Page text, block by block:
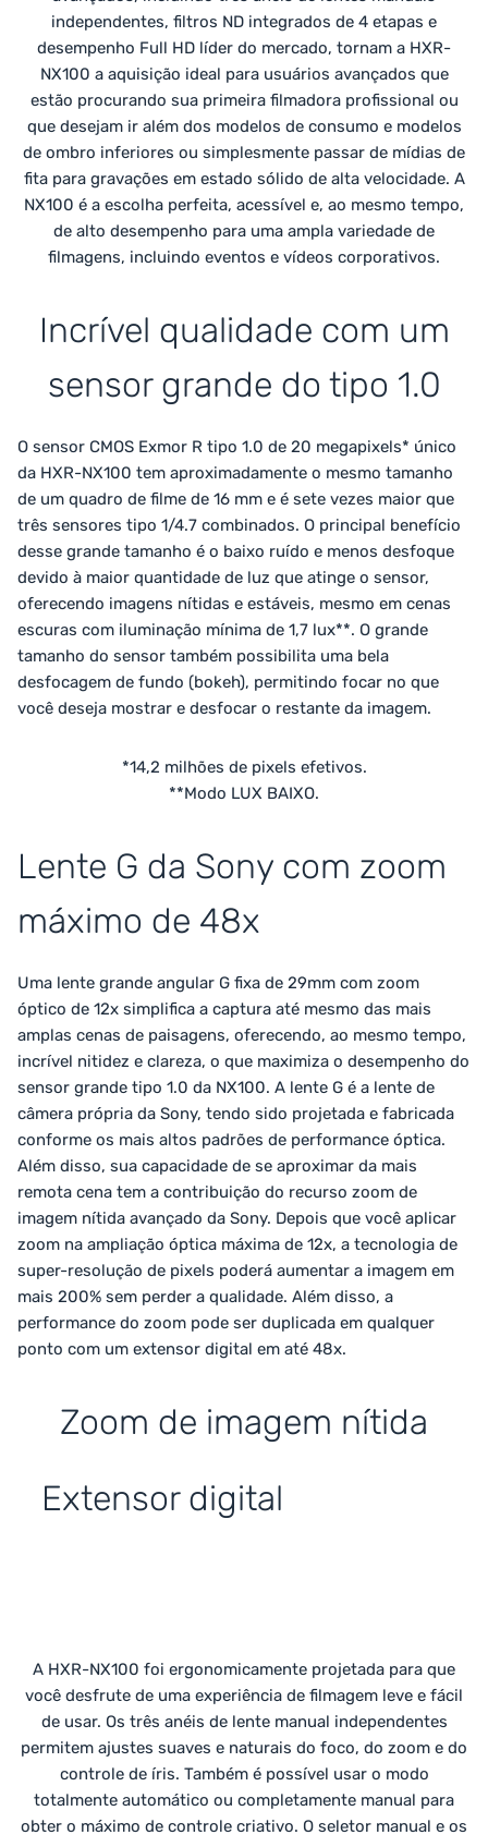
independentes, filtros ND integrados de 4 etapas e
desempenho Full HD líder do mercado, tornam a HXR-
NX100 a aquisição ideal para usuários avançados que
estão procurando sua primeira filmadora profissional ou
que desejam ir além dos modelos de consumo e modelos
de ombro inferiores ou simplesmente passar de mídias de
fita para gravações em estado sólido de alta velocidade. A
NX100 é a escolha perfeita, acessível e, ao mesmo tempo,
de alto desempenho para uma ampla variedade de
filmagens, incluindo eventos e vídeos corporativos.
Incrível qualidade com um
sensor grande do tipo 1.0
O sensor CMOS Exmor R tipo 1.0 de 20 megapixels* único
da HXR-NX100 tem aproximadamente o mesmo tamanho
de um quadro de filme de 16 mm e é sete vezes maior que
três sensores tipo 1/4.7 combinados. O principal benefício
desse grande tamanho é o baixo ruído e menos desfoque
devido à maior quantidade de luz que atinge o sensor,
oferecendo imagens nítidas e estáveis, mesmo em cenas
escuras com iluminação mínima de 1,7 lux**. O grande
tamanho do sensor também possibilita uma bela
desfocagem de fundo (bokeh), permitindo focar no que
você deseja mostrar e desfocar o restante da imagem.
*14,2 milhões de pixels efetivos.
**Modo LUX BAIXO.
Lente G da Sony com zoom
máximo de 48x
Uma lente grande angular G fixa de 29mm com zoom
óptico de 12x simplifica a captura até mesmo das mais
amplas cenas de paisagens, oferecendo, ao mesmo tempo,
incrível nitidez e clareza, o que maximiza o desempenho do
sensor grande tipo 1.0 da NX100. A lente G é a lente de
câmera própria da Sony, tendo sido projetada e fabricada
conforme os mais altos padrões de performance óptica.
Além disso, sua capacidade de se aproximar da mais
remota cena tem a contribuição do recurso zoom de
imagem nítida avançado da Sony. Depois que você aplicar
zoom na ampliação óptica máxima de 12x, a tecnologia de
super-resolução de pixels poderá aumentar a imagem em
mais 200% sem perder a qualidade. Além disso, a
performance do zoom pode ser duplicada em qualquer
ponto com um extensor digital em até 48x.
Zoom de imagem nítida
Extensor digital
A HXR-NX100 foi ergonomicamente projetada para que
você desfrute de uma experiência de filmagem leve e fácil
de usar. Os três anéis de lente manual independentes
permitem ajustes suaves e naturais do foco, do zoom e do
controle de íris. Também é possível usar o modo
totalmente automático ou completamente manual para
obter o máximo de controle criativo. O seletor manual e os